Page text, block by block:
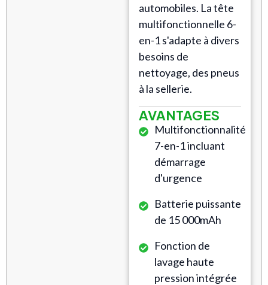
automobiles. La tête
multifonctionnelle 6-
en-1 s'adapte à divers
besoins de
nettoyage, des pneus
à la sellerie.
AVANTAGES
Multifonctionnalité
7-en-1 incluant
démarrage
d'urgence
Batterie puissante
de 15 000mAh
Fonction de
lavage haute
pression intégrée